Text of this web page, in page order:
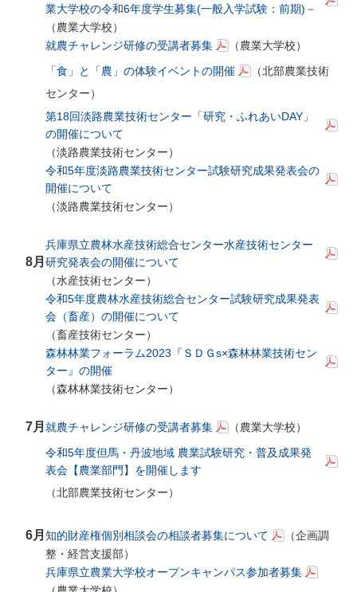
業大学校の令和6年度学生募集(一般入学試験：前期)－
（農業大学校）
就農チャレンジ研修の受講者募集
（農業大学校）
「食」と「農」の体験イベントの開催
（北部農業技術
センター）
第18回淡路農業技術センター「研究・ふれあいDAY」
の開催について
（淡路農業技術センター）
令和5年度淡路農業技術センター試験研究成果発表会の
開催について
（淡路農業技術センター）
8月
兵庫県立農林水産技術総合センター水産技術センター
研究発表会の開催について
（水産技術センター）
令和5年度農林水産技術総合センター試験研究成果発表
会（畜産）の開催について
（畜産技術センター）
森林林業フォーラム2023『ＳＤＧs×森林林業技術セン
ター』の開催
（森林林業技術センター）
7月 就農チャレンジ研修の受講者募集
（農業大学校）
令和5年度但馬・丹波地域 農業試験研究・普及成果発
表会【農業部門】を開催します
（北部農業技術センター）
6月 知的財産権個別相談会の相談者募集について
（企画調
整・経営支援部）
兵庫県立農業大学校オープンキャンパス参加者募集